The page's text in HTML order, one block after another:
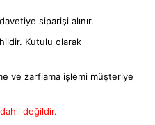
siparişi alınır.
Kutulu olarak
ve zarflama işlemi müşteriye
değildir.